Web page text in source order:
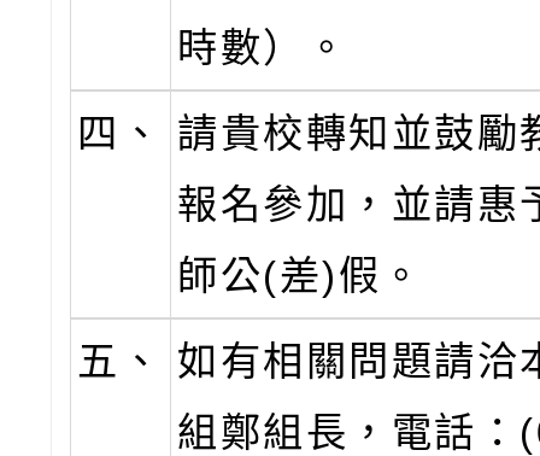
時數）。
四、
請貴校轉知並鼓勵
報名參加，並請惠
師公(差)假。
五、
如有相關問題請洽
組鄭組長，電話：